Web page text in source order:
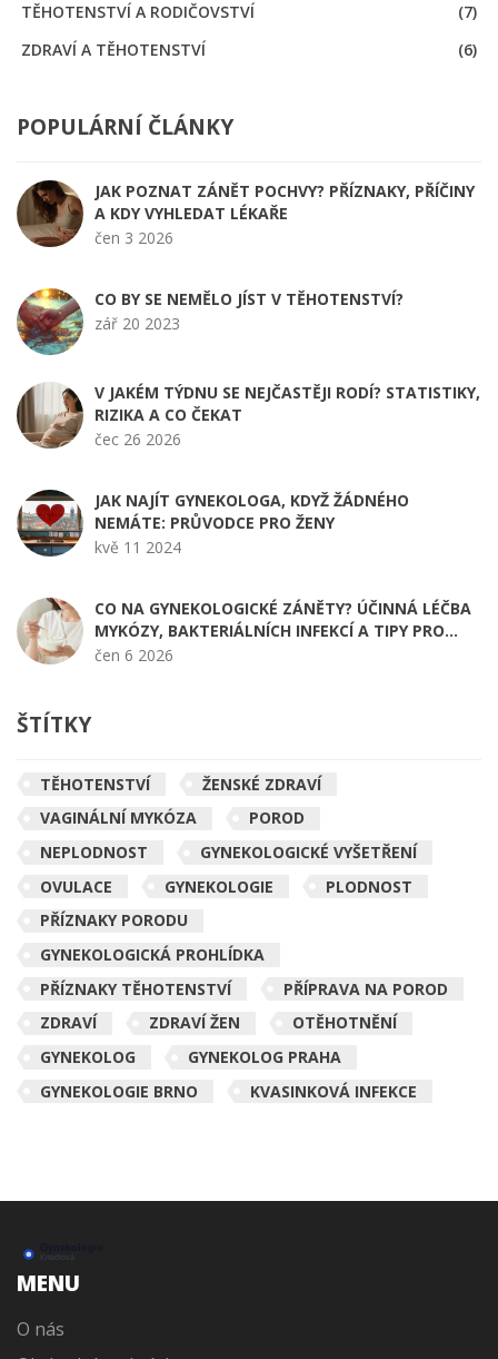
TĚHOTENSTVÍ A RODIČOVSTVÍ
(7)
ZDRAVÍ A TĚHOTENSTVÍ
(6)
POPULÁRNÍ ČLÁNKY
JAK POZNAT ZÁNĚT POCHVY? PŘÍZNAKY, PŘÍČINY
A KDY VYHLEDAT LÉKAŘE
čen 3 2026
CO BY SE NEMĚLO JÍST V TĚHOTENSTVÍ?
zář 20 2023
V JAKÉM TÝDNU SE NEJČASTĚJI RODÍ? STATISTIKY,
RIZIKA A CO ČEKAT
čec 26 2026
JAK NAJÍT GYNEKOLOGA, KDYŽ ŽÁDNÉHO
NEMÁTE: PRŮVODCE PRO ŽENY
kvě 11 2024
CO NA GYNEKOLOGICKÉ ZÁNĚTY? ÚČINNÁ LÉČBA
MYKÓZY, BAKTERIÁLNÍCH INFEKCÍ A TIPY PRO
PREVENCI
čen 6 2026
ŠTÍTKY
TĚHOTENSTVÍ
ŽENSKÉ ZDRAVÍ
VAGINÁLNÍ MYKÓZA
POROD
NEPLODNOST
GYNEKOLOGICKÉ VYŠETŘENÍ
OVULACE
GYNEKOLOGIE
PLODNOST
PŘÍZNAKY PORODU
GYNEKOLOGICKÁ PROHLÍDKA
PŘÍZNAKY TĚHOTENSTVÍ
PŘÍPRAVA NA POROD
ZDRAVÍ
ZDRAVÍ ŽEN
OTĚHOTNĚNÍ
GYNEKOLOG
GYNEKOLOG PRAHA
GYNEKOLOGIE BRNO
KVASINKOVÁ INFEKCE
MENU
O nás